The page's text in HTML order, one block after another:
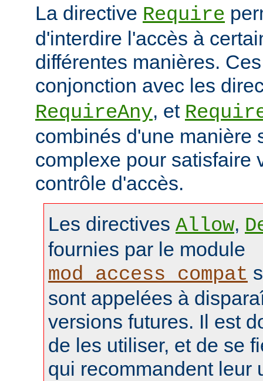
La directive Require
d'interdire l'accès à
différentes manières.
conjonction avec les
RequireAny, et
combinés d'une manière
complexe pour satisfaire
contrôle d'accès.
Les directives Allow,
fournies par le module
mod_access_compat
sont appelées à
versions futures. Il est
de les utiliser, et de se
qui recommandent leur